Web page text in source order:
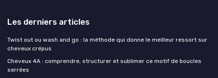
Les derniers articles
Twist out ou wash and go : la méthode qui donne le meilleur ressort sur
cheveux crépus
Cheveux 4A : comprendre, structurer et sublimer ce motif de boucles
serrées